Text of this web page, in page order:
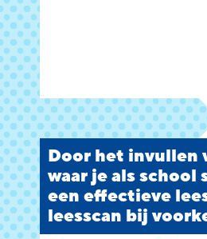
Door het invullen
waar je als school
een effectieve
leesscan bij